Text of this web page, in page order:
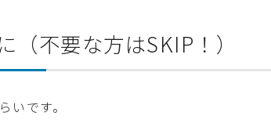
（不要な方はSKIP！）
いです。